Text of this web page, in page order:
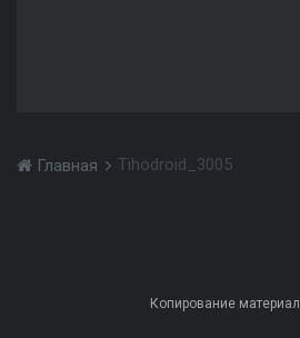
Главная Tihodroid_3005
Копирование